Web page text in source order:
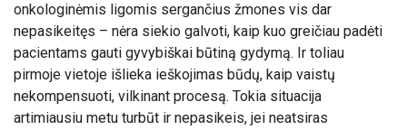
onkologinėmis ligomis sergančius žmones vis dar
nepasikeitęs – nėra siekio galvoti, kaip kuo greičiau padėti
pacientams gauti gyvybiškai būtiną gydymą. Ir toliau
pirmoje vietoje išlieka ieškojimas būdų, kaip vaistų
nekompensuoti, vilkinant procesą. Tokia situacija
artimiausiu metu turbūt ir nepasikeis, jei neatsiras